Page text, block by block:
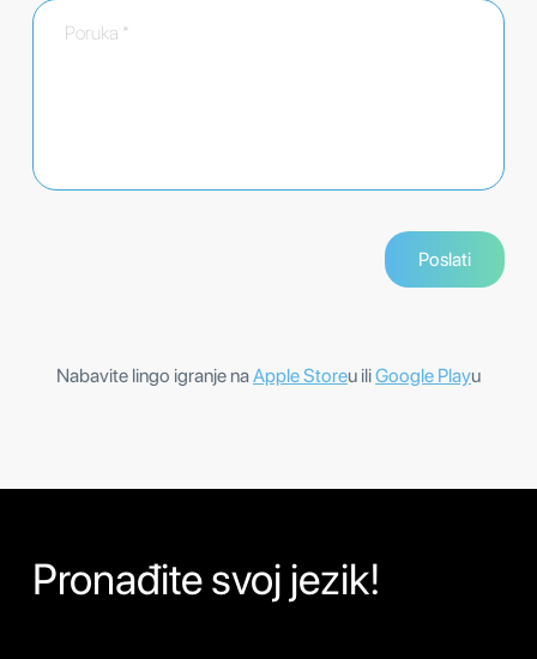
Nabavite lingo igranje naApple Storeu iliGoogle Playu
Pronađite svoj jezik!